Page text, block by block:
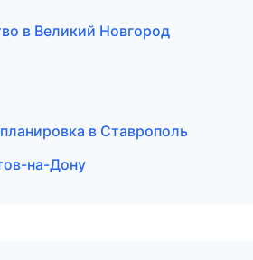
в Великий Новгород
в Ставрополь
на-Дону